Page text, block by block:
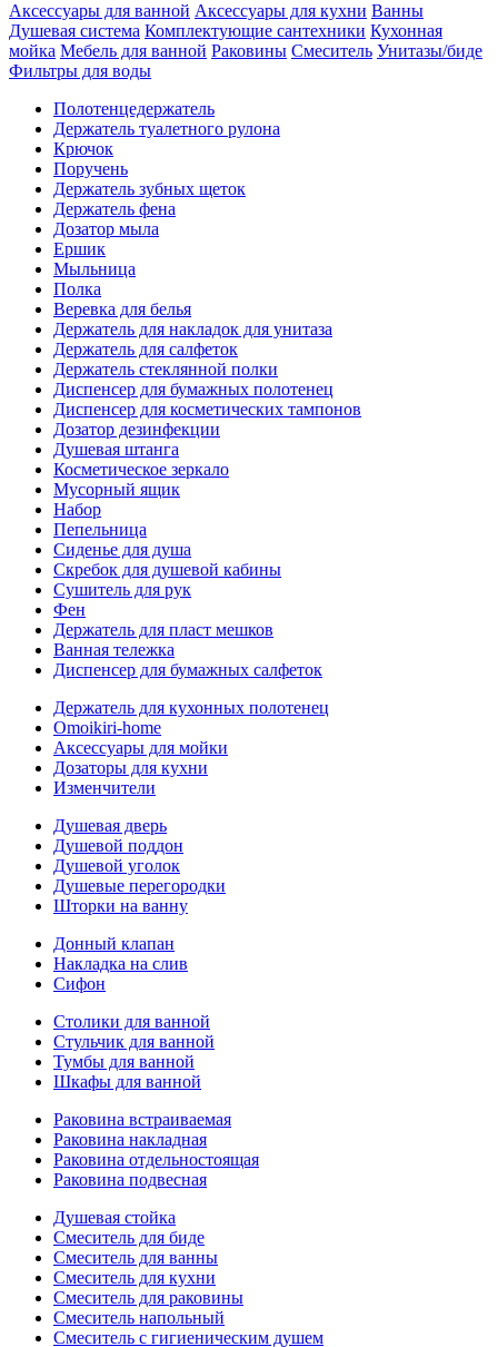
Аксессуары для ванной Аксессуары для кухни Ванны
Душевая система Комплектующие сантехники Кухонная
мойка Мебель для ванной Раковины Смеситель Унитазы/биде
Фильтры для воды
Полотенцедержатель
Держатель туалетного рулона
Крючок
Поручень
Держатель зубных щеток
Держатель фена
Дозатор мыла
Eршик
Мыльница
Полка
Веревка для белья
Держатель для накладок для унитаза
Держатель для салфеток
Держатель стеклянной полки
Диспенсер для бумажных полотенец
Диспенсер для косметических тампонов
Дозатор дезинфекции
Душевая штанга
Косметическое зеркало
Мусорный ящик
Набор
Пепельница
Сиденье для душа
Скребок для душевой кабины
Сушитель для рук
Фен
Держатель для пласт мешков
Ванная тележка
Диспенсер для бумажных салфеток
Держатель для кухонных полотенец
Omoikiri-home
Аксессуары для мойки
Дозаторы для кухни
Изменчители
Душевая дверь
Душевой поддон
Душевой уголок
Душевые перегородки
Шторки на ванну
Донный клапан
Накладка на слив
Сифон
Столики для ванной
Стульчик для ванной
Тумбы для ванной
Шкафы для ванной
Раковина встраиваемая
Раковина накладная
Раковина отдельностоящая
Раковина подвесная
Душевая стойка
Смеситель для биде
Смеситель для ванны
Смеситель для кухни
Смеситель для раковины
Смеситель напольный
Смеситель с гигиеническим душем